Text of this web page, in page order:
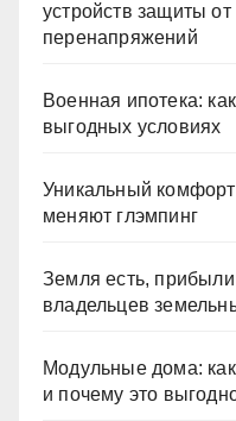
устройств защиты
перенапряжений
Военная ипотека:
выгодных условиях
Уникальный
меняют глэмпинг
Земля есть,
владельцев
Модульные дома:
и почему это